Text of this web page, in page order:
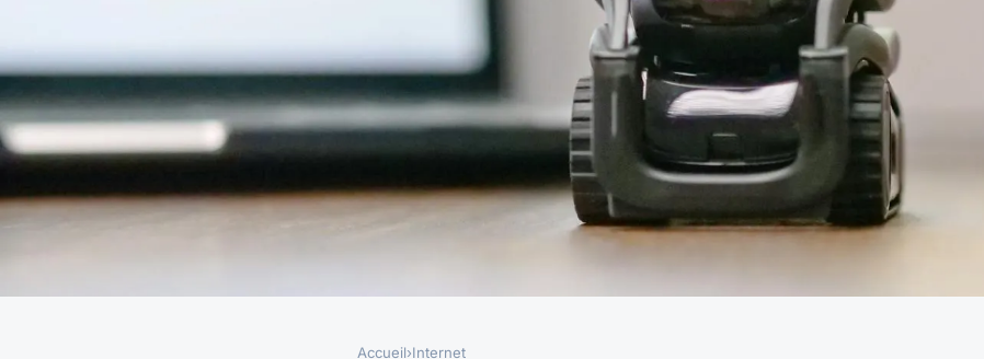
Accueil›Internet